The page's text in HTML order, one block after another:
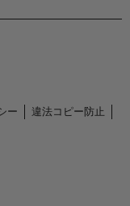
ー
違法コピー防止